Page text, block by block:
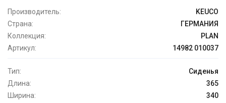
Производитель:
KEUCO
Страна:
ГЕРМАНИЯ
Коллекция:
PLAN
Артикул:
14982 010037
Тип:
Сиденья
Длина:
365
Ширина:
340